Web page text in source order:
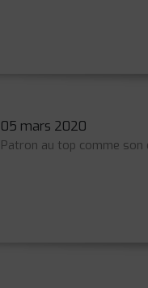
05 mars 2020
Patron au top comme son